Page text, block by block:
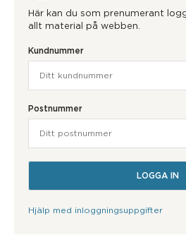
Här kan du som prenumerant
allt material på webben.
Kundnummer
Postnummer
Hjälp med inloggningsuppgifter